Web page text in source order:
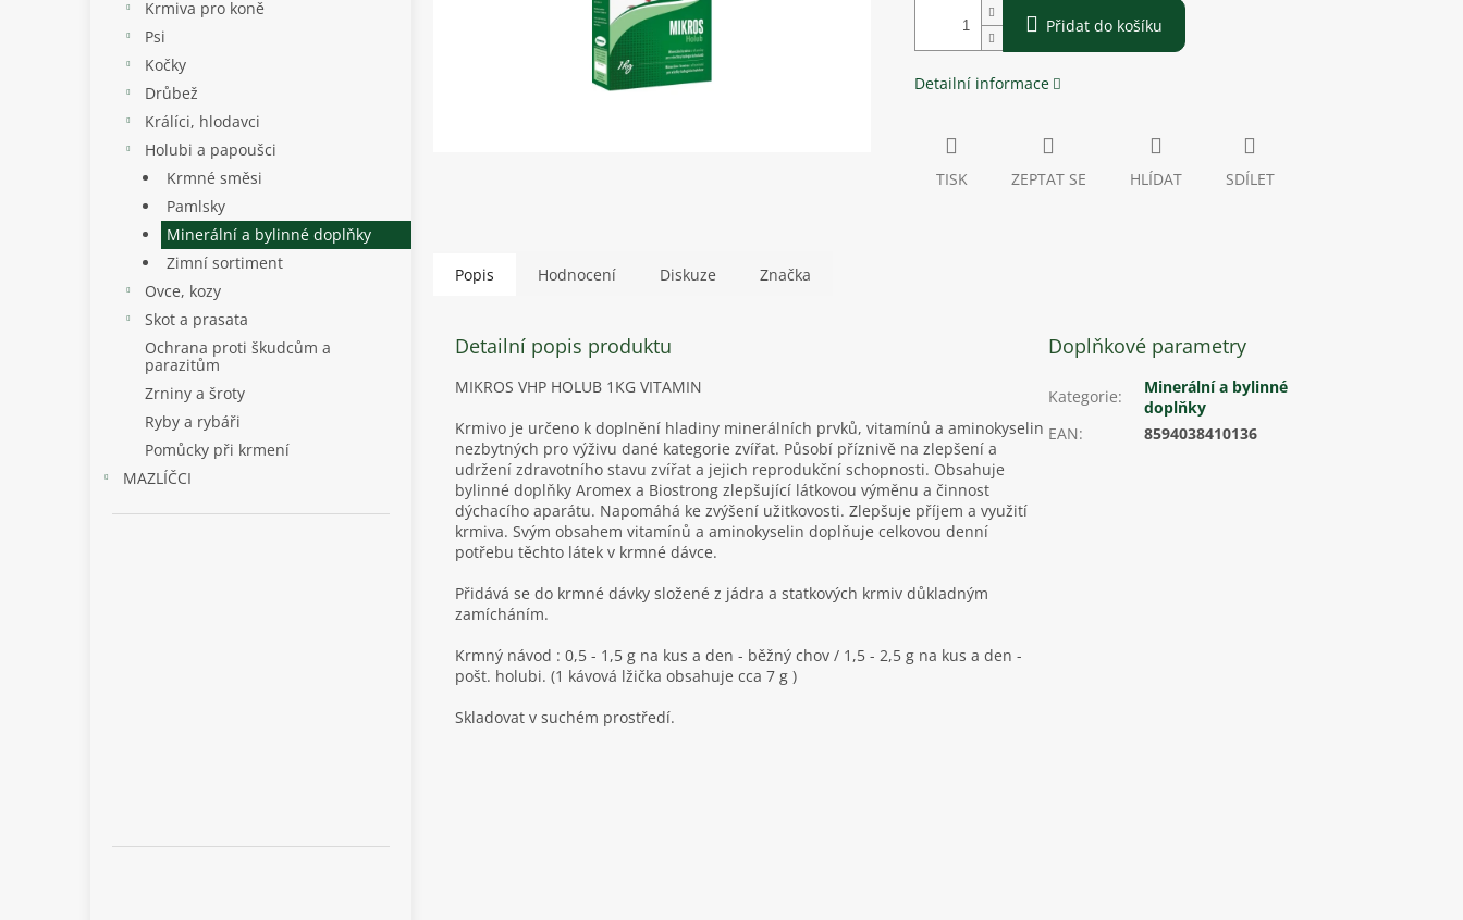
Krmiva pro koně
Psi
Kočky
Drůbež
Králíci, hlodavci
Holubi a papoušci
Krmné směsi
Pamlsky
Minerální a bylinné doplňky
Zimní sortiment
Ovce, kozy
Skot a prasata
Ochrana proti škudcům a
parazitům
Zrniny a šroty
Ryby a rybáři
Pomůcky při krmení
MAZLÍČCI
Přidat do košíku
Detailní informace
TISK ZEPTAT SE HLÍDAT SDÍLET
Popis Hodnocení Diskuze Značka
Detailní popis produktu
MIKROS VHP HOLUB 1KG VITAMIN
Krmivo je určeno k doplnění hladiny minerálních prvků, vitamínů a aminokyselin
nezbytných pro výživu dané kategorie zvířat. Působí příznivě na zlepšení a
udržení zdravotního stavu zvířat a jejich reprodukční schopnosti. Obsahuje
bylinné doplňky Aromex a Biostrong zlepšující látkovou výměnu a činnost
dýchacího aparátu. Napomáhá ke zvýšení užitkovosti. Zlepšuje příjem a využití
krmiva. Svým obsahem vitamínů a aminokyselin doplňuje celkovou denní
potřebu těchto látek v krmné dávce.
Přidává se do krmné dávky složené z jádra a statkových krmiv důkladným
zamícháním.
Krmný návod : 0,5 - 1,5 g na kus a den - běžný chov / 1,5 - 2,5 g na kus a den -
pošt. holubi. (1 kávová lžička obsahuje cca 7 g )
Skladovat v suchém prostředí.
Doplňkové parametry
Kategorie:
Minerální a bylinné
doplňky
EAN: 8594038410136